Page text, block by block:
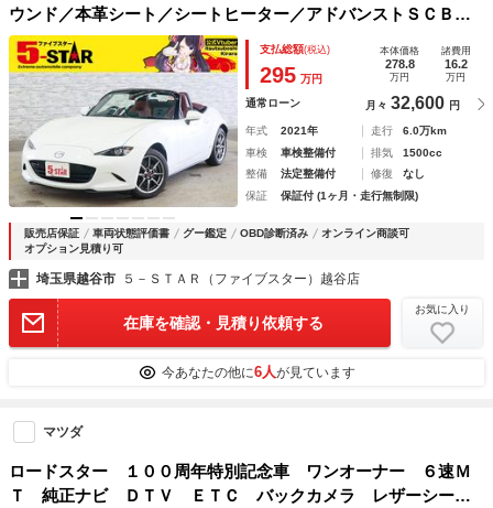
ウンド／本革シート／シートヒーター／アドバンストＳＣＢＳ
／クルーズコントロール／リアパーキングセンサー／ＢＳＭ／
ＲＣＴＡ／アダプティブＬＥＤヘッドライト／純正ナビ／バッ
クカメラ／
支払総額(税込)
295 万円
本体価格
278.8
万円
諸費用
16.2
万円
通常ローン 月々 32,600 円
年式 2021年 走行
6.0万km
車検
車検整備付 排気
1500cc
整備
法定整備付 修復
なし
保証
保証付 (1ヶ月・走行無制限)
販売店保証 車両状態評価書 グー鑑定 OBD診断済み
オンライン商談可
オプション見積り可
埼玉県越谷市 ５－ＳＴＡＲ（ファイブスター）越谷店
在庫を確認・見積り依頼する
お気に入り
今あなたの他に6人が見ています
マツダ
ロードスター １００周年特別記念車 ワンオーナー ６速Ｍ
Ｔ 純正ナビ ＤＴＶ ＥＴＣ バックカメラ レザーシー